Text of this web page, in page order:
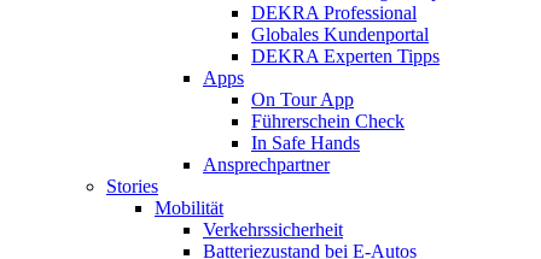
DEKRA Professional
Globales Kundenportal
DEKRA Experten Tipps
Apps
On Tour App
Führerschein Check
In Safe Hands
Ansprechpartner
Stories
Mobilität
Verkehrssicherheit
Batteriezustand bei E-Autos